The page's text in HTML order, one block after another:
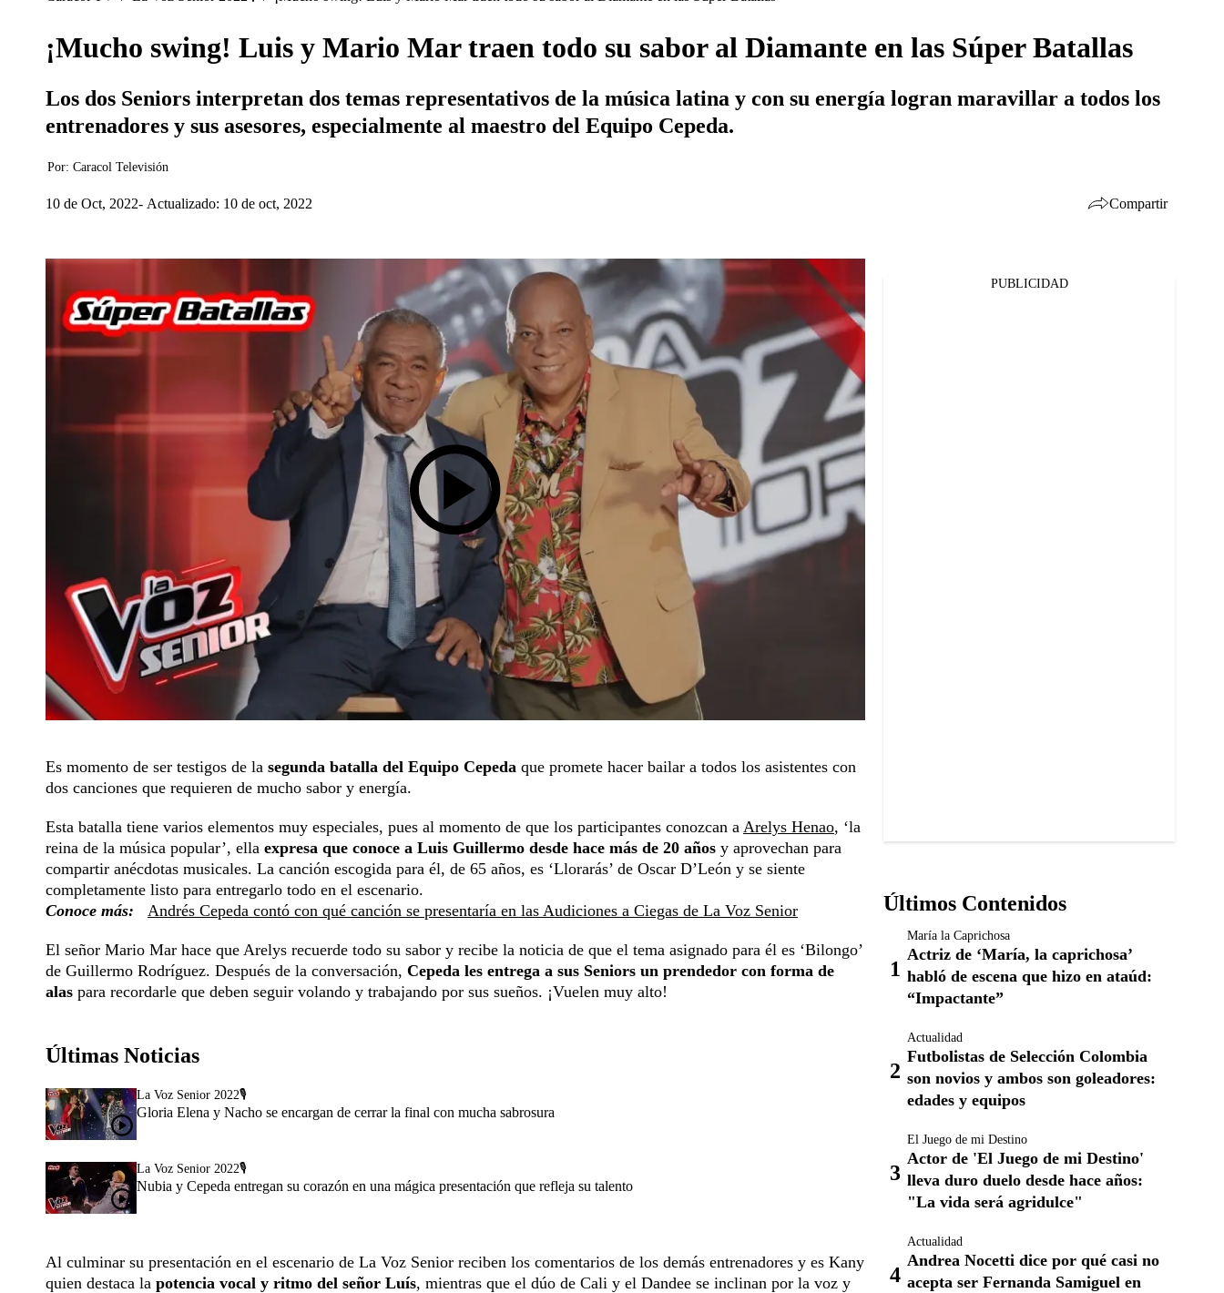
¡Mucho swing! Luis y Mario Mar traen todo su sabor al Diamante en las Súper Batallas
Los dos Seniors interpretan dos temas representativos de la música latina y con su energía logran maravillar a todos los
entrenadores y sus asesores, especialmente al maestro del Equipo Cepeda.
Por: Caracol Televisión
10 de Oct, 2022 Actualizado: 10 de oct, 2022 Compartir
Facebook
Twitter
Es momento de ser testigos de la segunda batalla del Equipo Cepeda que promete hacer bailar a todos los asistentes con
dos canciones que requieren de mucho sabor y energía.
Esta batalla tiene varios elementos muy especiales, pues al momento de que los participantes conozcan a Arelys Henao, ‘la
reina de la música popular’, ella expresa que conoce a Luis Guillermo desde hace más de 20 años y aprovechan para
compartir anécdotas musicales. La canción escogida para él, de 65 años, es ‘Llorarás’ de Oscar D’León y se siente
completamente listo para entregarlo todo en el escenario.
Conoce más:
Andrés Cepeda contó con qué canción se presentaría en las Audiciones a Ciegas de La Voz Senior
El señor Mario Mar hace que Arelys recuerde todo su sabor y recibe la noticia de que el tema asignado para él es ‘Bilongo’
de Guillermo Rodríguez. Después de la conversación, Cepeda les entrega a sus Seniors un prendedor con forma de
alas para recordarle que deben seguir volando y trabajando por sus sueños. ¡Vuelen muy alto!
Últimas Noticias
La Voz Senior 2022🎙️
Gloria Elena y Nacho se encargan de cerrar la final con mucha sabrosura
La Voz Senior 2022🎙️
Nubia y Cepeda entregan su corazón en una mágica presentación que refleja su talento
Al culminar su presentación en el escenario de La Voz Senior reciben los comentarios de los demás entrenadores y es Kany
quien destaca la potencia vocal y ritmo del señor Luís, mientras que el dúo de Cali y el Dandee se inclinan por la voz y
PUBLICIDAD
Últimos Contenidos
María la Caprichosa
Actriz de ‘María, la caprichosa’
habló de escena que hizo en ataúd:
“Impactante”
Actualidad
Futbolistas de Selección Colombia
son novios y ambos son goleadores:
edades y equipos
El Juego de mi Destino
Actor de 'El Juego de mi Destino'
lleva duro duelo desde hace años:
"La vida será agridulce"
Actualidad
Andrea Nocetti dice por qué casi no
acepta ser Fernanda Samiguel en